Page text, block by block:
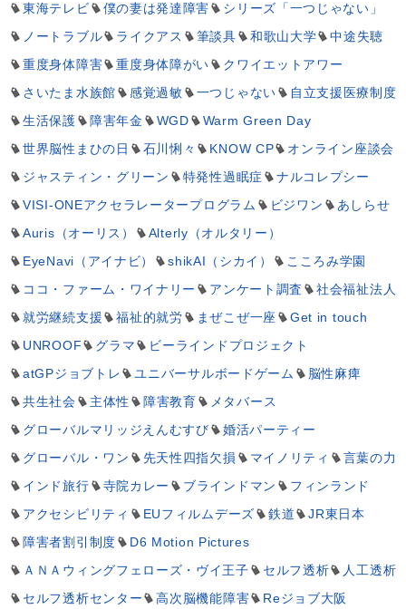
東海テレビ
僕の妻は発達障害
シリーズ「一つじゃない」
ノートラブル
ライクアス 筆談具 和歌山大学
中途失聴
重度身体障害
重度身体障がい
クワイエットアワー
さいたま水族館
感覚過敏 一つじゃない
自立支援医療制度
生活保護
障害年金 WGD
Warm Green Day
世界脳性まひの日
石川悧々 KNOW CP
オンライン座談会
ジャスティン・グリーン
特発性過眠症
ナルコレプシー
VISI-ONEアクセラレータープログラム
ビジワン
あしらせ
Auris（オーリス）
Alterly（オルタリー）
EyeNavi（アイナビ）
shikAI（シカイ）
こころみ学園
ココ・ファーム・ワイナリー
アンケート調査
社会福祉法人
就労継続支援
福祉的就労 まぜこぜ一座
Get in touch
UNROOF
グラマ
ビーラインドプロジェクト
atGPジョブトレ
ユニバーサルボードゲーム
脳性麻痺
共生社会
主体性 障害教育
メタバース
グローバルマリッジえんむすび
婚活パーティー
グローバル・ワン
先天性四指欠損 マイノリティ
言葉の力
インド旅行
寺院カレー ブラインドマン
フィンランド
アクセシビリティ
EUフィルムデーズ 鉄道
JR東日本
障害者割引制度
D6 Motion Pictures
ＡＮＡウィングフェローズ・ヴイ王子
セルフ透析
人工透析
セルフ透析センター
高次脳機能障害
Reジョブ大阪